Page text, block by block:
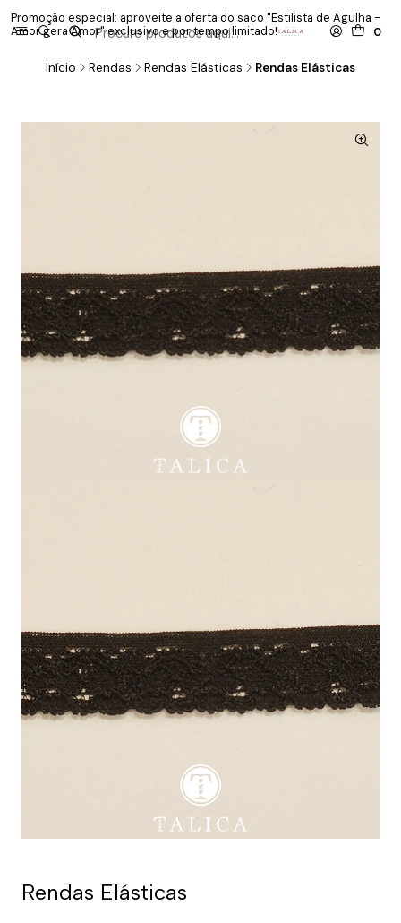
0
Promoção especial: aproveite a oferta do saco "Estilista de Agulha -
Amor gera Amor" exclusivo e por tempo limitado!
Início Rendas Rendas Elásticas Rendas Elásticas
Rendas Elásticas